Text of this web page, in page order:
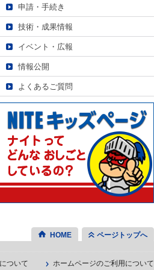
申請・手続き
技術・成果情報
イベント・広報
情報公開
よくあるご質問
HOME ページトップへ
ついて ホームページのご利用について